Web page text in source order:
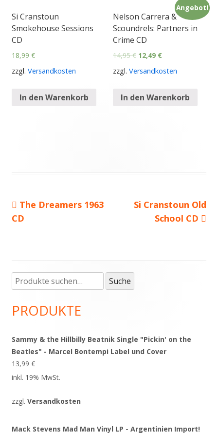
Si Cranstoun
Smokehouse Sessions
CD
18,99 €
zzgl. Versandkosten
In den Warenkorb
Angebot!
Nelson Carrera &
Scoundrels: Partners in
Crime CD
14,95€ 12,49 €
zzgl. Versandkosten
In den Warenkorb
Beitragsnavigation
Vorheriger
Beitrag:
The Dreamers 1963
CD
Nächster
Beitrag
Si Cranstoun Old
School CD
Haupt-
Seitenleiste
Suche
nach:
Suche
PRODUKTE
Sammy & the Hillbilly Beatnik Single "Pickin' on the
Beatles" - Marcel Bontempi Label und Cover
13,99 €
inkl. 19% MwSt.
zzgl. Versandkosten
Mack Stevens Mad Man Vinyl LP - Argentinien Import!